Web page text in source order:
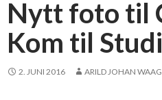
b
:
«
Nytt foto til
Kom til
2. JUNI 2016 ARILD JOHAN